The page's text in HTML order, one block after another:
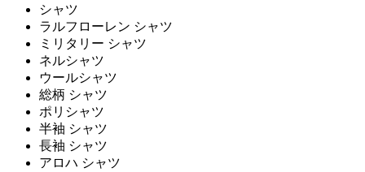
シャツ
ラルフローレン シャツ
ミリタリー シャツ
ネルシャツ
ウールシャツ
総柄 シャツ
ポリシャツ
半袖 シャツ
長袖 シャツ
アロハ シャツ